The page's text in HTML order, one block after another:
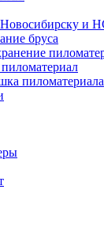
Новосибирску и
бруса
пиломатериала